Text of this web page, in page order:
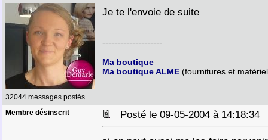
32044 messages postés
Je te l'envoie de suite
--------------------
Ma boutique
Ma boutique ALME (fournitures et
Membre désinscrit Posté le 09-05-2004 à 14:18:34